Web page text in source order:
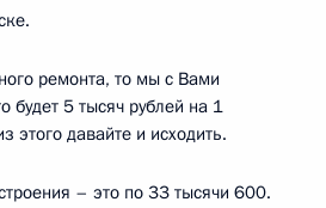
ремонта, то мы с Вами
будет 5 тысяч рублей на 1
этого давайте и исходить.
– это по 33 тысячи 600.